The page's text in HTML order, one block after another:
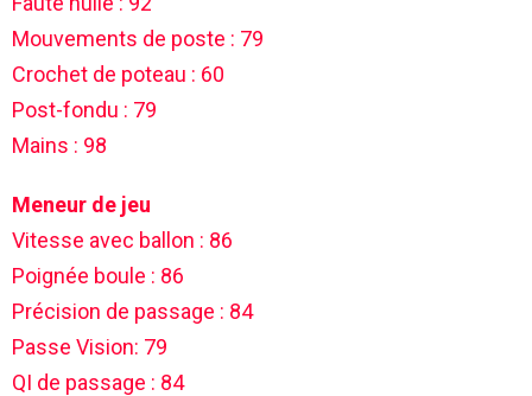
Mouvements de poste : 79
Crochet de poteau : 60
Post-fondu : 79
Mains : 98
Meneur de jeu
Vitesse avec ballon : 86
Poignée boule : 86
Précision de passage : 84
Passe Vision: 79
QI de passage : 84